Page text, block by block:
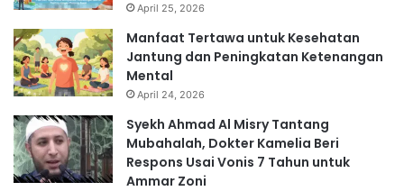
April 25, 2026
Manfaat Tertawa untuk Kesehatan
Jantung dan Peningkatan Ketenangan
Mental
April 24, 2026
Syekh Ahmad Al Misry Tantang
Mubahalah, Dokter Kamelia Beri
Respons Usai Vonis 7 Tahun untuk
Ammar Zoni